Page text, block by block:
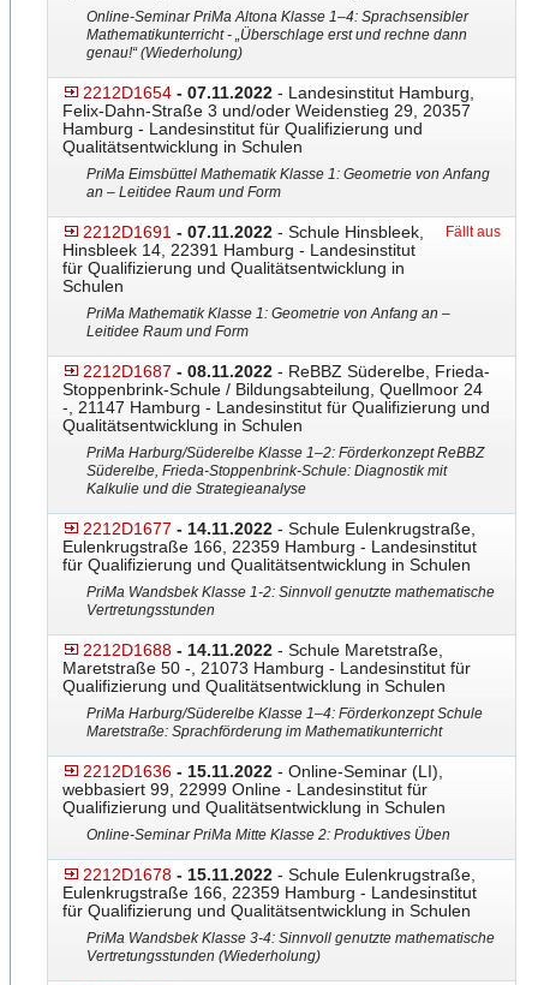
Online-Seminar PriMa Altona Klasse 1–4: Sprachsensibler
Mathematikunterricht - „Überschlage erst und rechne dann
genau!“ (Wiederholung)
2212D1654 - 07.11.2022 - Landesinstitut Hamburg,
Felix-Dahn-Straße 3 und/oder Weidenstieg 29, 20357
Hamburg - Landesinstitut für Qualifizierung und
Qualitätsentwicklung in Schulen
PriMa Eimsbüttel Mathematik Klasse 1: Geometrie von Anfang
an – Leitidee Raum und Form
2212D1691 - 07.11.2022 - Schule Hinsbleek,
Hinsbleek 14, 22391 Hamburg - Landesinstitut
für Qualifizierung und Qualitätsentwicklung in
Schulen
Fällt aus
PriMa Mathematik Klasse 1: Geometrie von Anfang an –
Leitidee Raum und Form
2212D1687 - 08.11.2022 - ReBBZ Süderelbe, Frieda-
Stoppenbrink-Schule ​ / Bildungsabteilung, Quellmoor 24
-, 21147 Hamburg - Landesinstitut für Qualifizierung und
Qualitätsentwicklung in Schulen
PriMa Harburg/Süderelbe Klasse 1–2: Förderkonzept ReBBZ
Süderelbe, Frieda-Stoppenbrink-Schule​: Diagnostik mit
Kalkulie und die Strategieanalyse
2212D1677 - 14.11.2022 - Schule Eulenkrugstraße,
Eulenkrugstraße 166, 22359 Hamburg - Landesinstitut
für Qualifizierung und Qualitätsentwicklung in Schulen
PriMa Wandsbek Klasse 1-2: Sinnvoll genutzte mathematische
Vertretungsstunden
2212D1688 - 14.11.2022 - Schule Maretstraße,
Maretstraße 50 -, 21073 Hamburg - Landesinstitut für
Qualifizierung und Qualitätsentwicklung in Schulen
PriMa Harburg/Süderelbe Klasse 1–4: Förderkonzept Schule
Maretstraße: Sprachförderu​ng im Mathematikunterricht
2212D1636 - 15.11.2022 - Online-Seminar (LI),
webbasiert 99, 22999 Online - Landesinstitut für
Qualifizierung und Qualitätsentwicklung in Schulen
Online-Seminar PriMa Mitte Klasse 2: Produktives Üben
2212D1678 - 15.11.2022 - Schule Eulenkrugstraße,
Eulenkrugstraße 166, 22359 Hamburg - Landesinstitut
für Qualifizierung und Qualitätsentwicklung in Schulen
PriMa Wandsbek Klasse 3-4: Sinnvoll genutzte mathematische
Vertretungsstunden (Wiederholung)